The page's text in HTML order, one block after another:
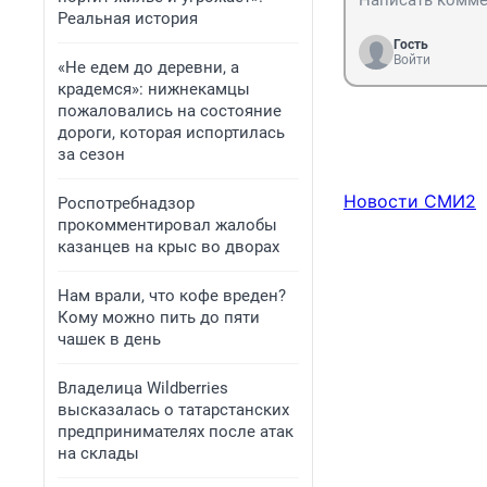
Реальная история
«Не едем до деревни, а
крадемся»: нижнекамцы
пожаловались на состояние
дороги, которая испортилась
за сезон
Роспотребнадзор
прокомментировал жалобы
казанцев на крыс во дворах
Нам врали, что кофе вреден?
Кому можно пить до пяти
чашек в день
Владелица Wildberries
высказалась о татарстанских
предпринимателях после атак
на склады
Гость
Войти
Новости СМИ2